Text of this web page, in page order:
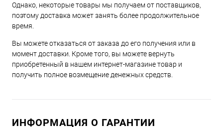
Однако, некоторые товары мы получаем от поставщиков,
поэтому доставка может занять более продолжительное
время.
Вы можете отказаться от заказа до его получения или в
момент доставки. Кроме того, вы можете вернуть
приобретенный в нашем интернет-магазине товар и
получить полное возмещение денежных средств.
ИНФОРМАЦИЯ О ГАРАНТИИ